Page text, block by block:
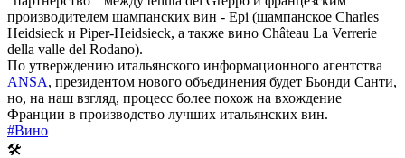
производителем шампанских вин - Epi (шампанское Charles
Heidsieck и Piper-Heidsieck, а также вино Château La Verrerie
della valle del Rodano).
По утверждению итальянского информационного агентства
ANSA, президентом нового объединения будет Бьонди Санти,
но, на наш взгляд, процесс более похож на вхождение
Франции в производство лучших итальянских вин.
#Вино
🛠